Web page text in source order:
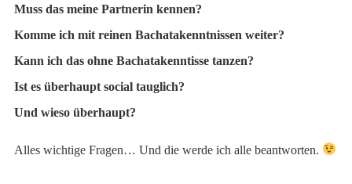
Muss das meine Partnerin kennen?
Komme ich mit reinen Bachatakenntnissen weiter?
Kann ich das ohne Bachatakenntisse tanzen?
Ist es überhaupt social tauglich?
Und wieso überhaupt?
Alles wichtige Fragen… Und die werde ich alle beantworten.